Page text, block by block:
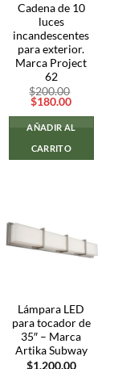
Cadena de 10
luces
incandescentes
para exterior.
Marca Project
62
$200.00
El
original
era:
$200.00.
$180.00El
actual
es:
AÑADIR AL
CARRITO
Lámpara LED
para tocador de
35″ – Marca
Artika Subway
$1,200.00